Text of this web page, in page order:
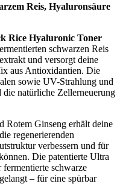
Reis, Hyaluronsäure
Rice Hyaluronic Toner
schwarzen Reis
und versorgt deine
aus Antioxidantien. Die
sowie UV-Strahlung und
natürliche Zellerneuerung
Rotem Ginseng erhält deine
regenerierenden
verbessern und für
Die patentierte Ultra
schwarze
– für eine spürbar